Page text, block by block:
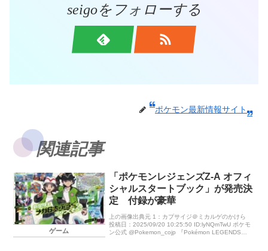
seigoをフォローする
ポケモン最新情報サイト
関連記事
ゲーム
「ポケモンレジェンズZ-A オフィ
シャルスタートブック」が発売決
定 付録が豪華
上の画像出典元 1：カプサイジ＠ミカルゲのかけら
投稿日：2025/09/20 10:25:50 ID:lyNQmTwU ポケモ
ン公式 @Pokemon_cojp 『Pokémon LEGENDS